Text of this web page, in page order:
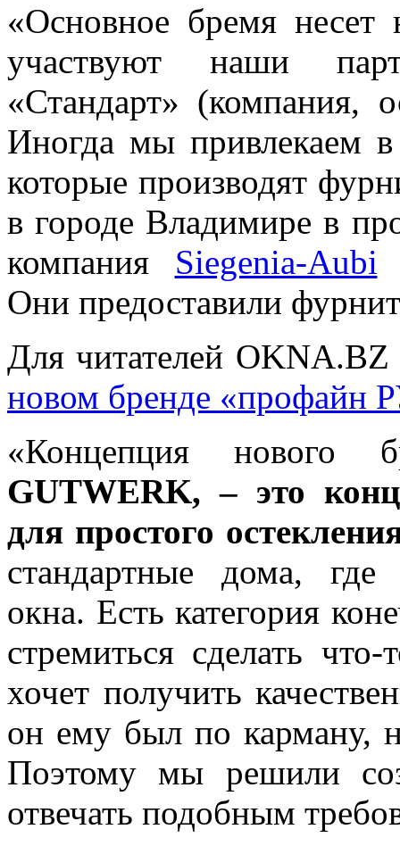
«Основное бремя
участвуют наши
«Стандарт» (компания,
Иногда мы привлекаем в
которые производят
в городе Владимире в
компания Siegenia-Aubi
Они предоставили
Для читателей
новом бренде «профайн
«Концепция нового
GUTWERK, – это
для простого
стандартные дома, где
окна. Есть категория
стремиться сделать
хочет получить
он ему был по карману,
Поэтому мы решили
отвечать подобным